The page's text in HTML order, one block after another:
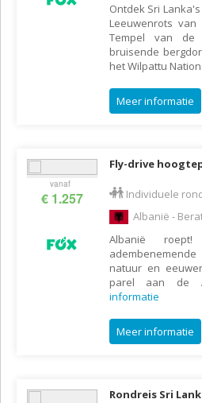
Ontdek Sri
Leeuwenrots van
Tempel van
bruisende
het Wilpattu
Meer informatie
vanaf
€ 1.257
Fly-drive
Individuele
Albanië -
Albanië
natuur en
parel aan de
informatie
Meer informatie
Rondreis Sri